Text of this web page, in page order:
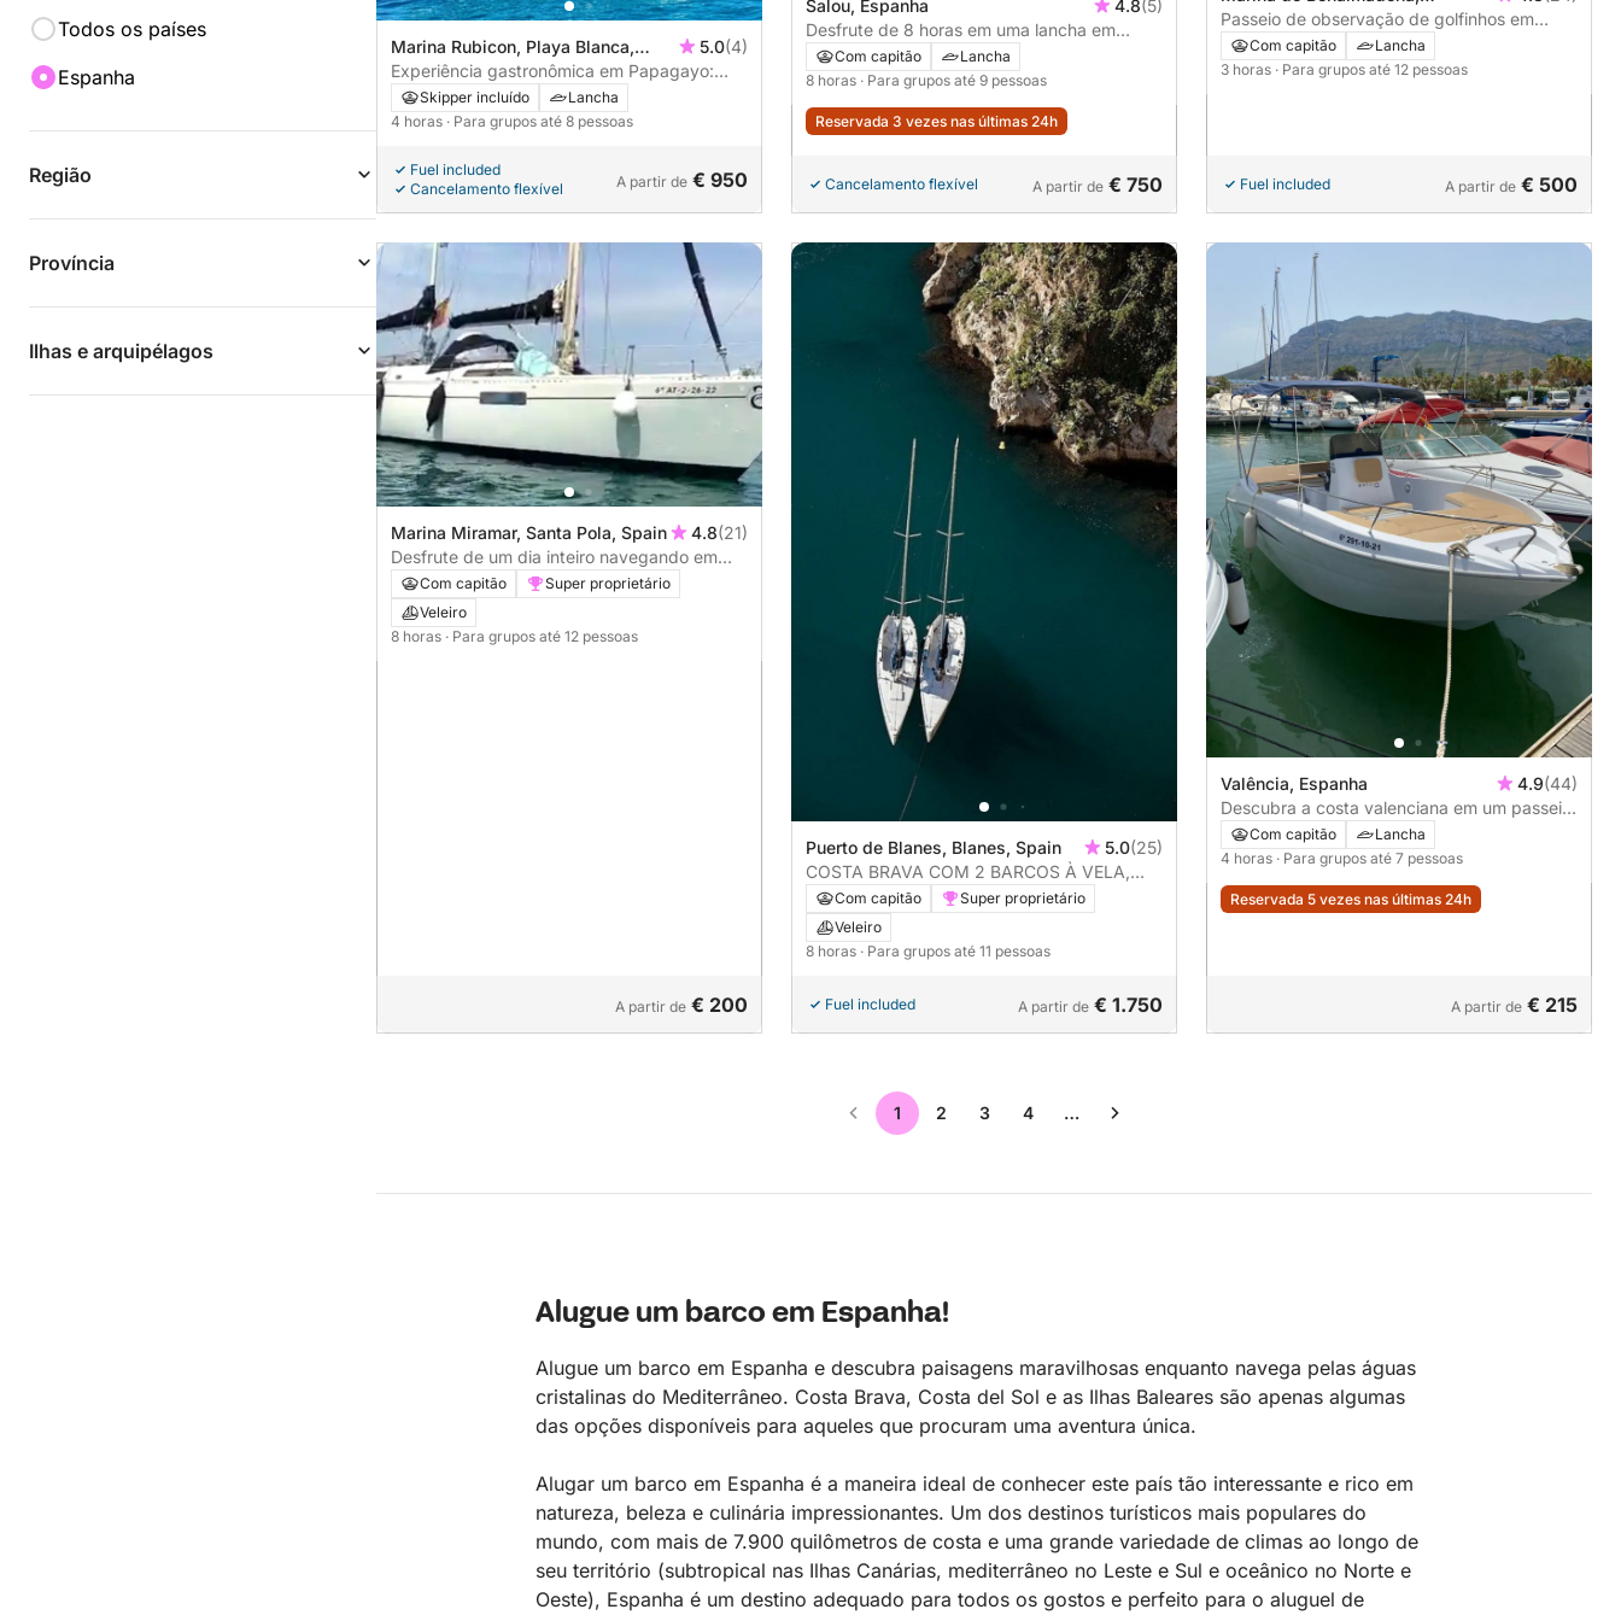
Todos os países
Espanha
Região
Província
Ilhas e arquipélagos
Marina Rubicon, Playa Blanca,
Spain
5.0(4)
Experiência gastronômica em Papagayo:
Iate particular para Papagayo com almoço a
bordo.
Skipper incluído
Lancha
4 horas · Para grupos até 8 pessoas
Fuel included
Cancelamento flexível
A partir de € 950
Salou, Espanha 4.8(5)
Desfrute de 8 horas em uma lancha em
Salou.Com capitão
Lancha
8 horas · Para grupos até 9 pessoas
Reservada 3 vezes nas últimas 24h
Cancelamento flexível A partir de € 750
Benalmádena, Espagne
Passeio de observação de golfinhos em
Benalmádena
Com capitão
Lancha
3 horas · Para grupos até 12 pessoas
Fuel included A partir de € 500
Marina Miramar, Santa Pola, Spain 4.8(21)
Desfrute de um dia inteiro navegando em
Santa Pola a bordo de um veleiro.
Com capitão
Super proprietário
Veleiro
8 horas · Para grupos até 12 pessoas
A partir de € 200
Puerto de Blanes, Blanes, Spain 5.0(25)
COSTA BRAVA COM 2 BARCOS À VELA,
para grupos de até 22 pessoas, 8 horas
Com capitão
Super proprietário
Veleiro
8 horas · Para grupos até 11 pessoas
Fuel included A partir de € 1.750
Valência, Espanha 4.9(44)
Descubra a costa valenciana em um passeio
de 4 horas visitando Port Saplaya, La
Malvarrosa, Patacona e a Marina de
Com capitão
Lancha
4 horas · Para grupos até 7 pessoas
Reservada 5 vezes nas últimas 24h
A partir de € 215
1 2 3 4 …
Alugue um barco em Espanha!
Alugue um barco em Espanha e descubra paisagens maravilhosas enquanto navega pelas águas
cristalinas do Mediterrâneo. Costa Brava, Costa del Sol e as Ilhas Baleares são apenas algumas
das opções disponíveis para aqueles que procuram uma aventura única.
Alugar um barco em Espanha é a maneira ideal de conhecer este país tão interessante e rico em
natureza, beleza e culinária impressionantes. Um dos destinos turísticos mais populares do
mundo, com mais de 7.900 quilômetros de costa e uma grande variedade de climas ao longo de
seu território (subtropical nas Ilhas Canárias, mediterrâneo no Leste e Sul e oceânico no Norte e
Oeste), Espanha é um destino adequado para todos os gostos e perfeito para o aluguel de